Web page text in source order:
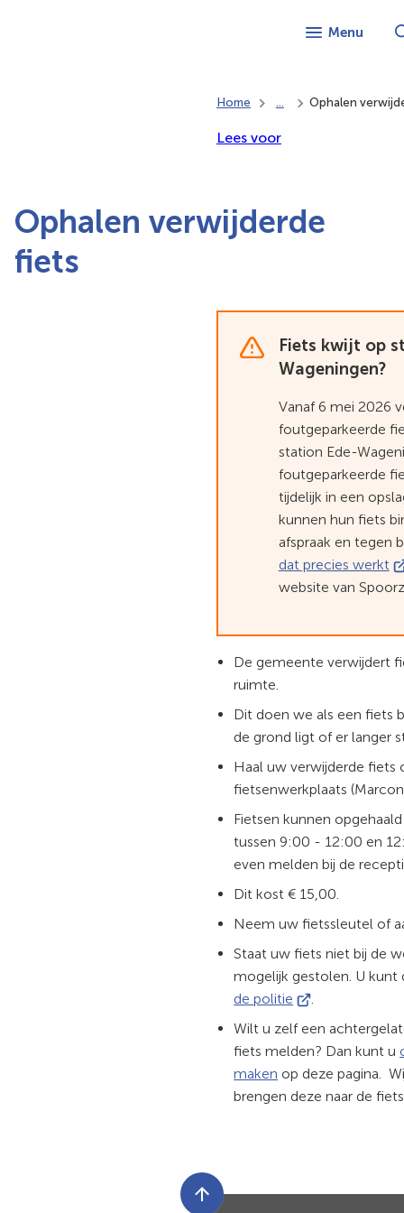
Menu
Home ... Ophalen
Lees voor
Ophalen verwijderde
fiets
Waarschuwing:
Fiets kwijt op
Wageningen?
Vanaf 6 mei 2026
foutgeparkeerde
station Ede-
foutgeparkeerde
tijdelijk in een
kunnen hun fiets
afspraak en tegen
dat precies werkt
website van
De gemeente verwijdert
ruimte.
Dit doen we als een fiets
de grond ligt of er langer
Haal uw verwijderde fiets
fietsenwerkplaats
Fietsen kunnen
tussen 9:00 - 12:00 en
even melden bij de
Dit kost € 15,00.
Neem uw fietssleutel of
Staat uw fiets niet bij de
mogelijk gestolen. U kunt
de politie (Verwijst
naar
een
externe
website)
.
Wilt u zelf een
fiets melden? Dan kunt u
maken op deze pagina.
brengen deze naar de
Scroll